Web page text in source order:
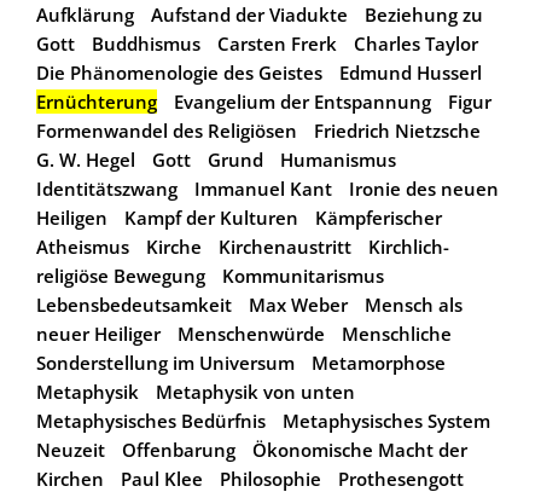
Aufklärung
Aufstand der Viadukte
Beziehung zu
Gott
Buddhismus Carsten Frerk
Charles Taylor
Die Phänomenologie des Geistes
Edmund Husserl
Ernüchterung
Evangelium der Entspannung
Figur
Formenwandel des Religiösen
Friedrich Nietzsche
G. W. Hegel
Gott Grund
Humanismus
Identitätszwang
Immanuel Kant
Ironie des neuen
Heiligen
Kampf der Kulturen
Kämpferischer
Atheismus
Kirche Kirchenaustritt
Kirchlich-
religiöse Bewegung
Kommunitarismus
Lebensbedeutsamkeit
Max Weber
Mensch als
neuer Heiliger
Menschenwürde
Menschliche
Sonderstellung im Universum
Metamorphose
Metaphysik
Metaphysik von unten
Metaphysisches Bedürfnis
Metaphysisches System
Neuzeit
Offenbarung
Ökonomische Macht der
Kirchen
Paul Klee Philosophie
Prothesengott